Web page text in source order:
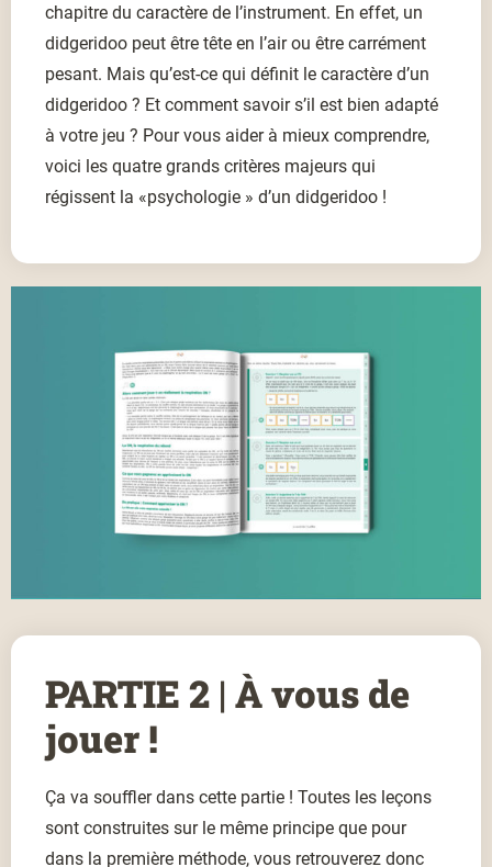
chapitre du caractère de l’instrument. En effet, un
didgeridoo peut être tête en l’air ou être carrément
pesant. Mais qu’est-ce qui définit le caractère d’un
didgeridoo ? Et comment savoir s’il est bien adapté
à votre jeu ? Pour vous aider à mieux comprendre,
voici les quatre grands critères majeurs qui
régissent la «psychologie » d’un didgeridoo !
PARTIE 2 | À vous de
jouer !
Ça va souffler dans cette partie ! Toutes les leçons
sont construites sur le même principe que pour
dans la première méthode, vous retrouverez donc